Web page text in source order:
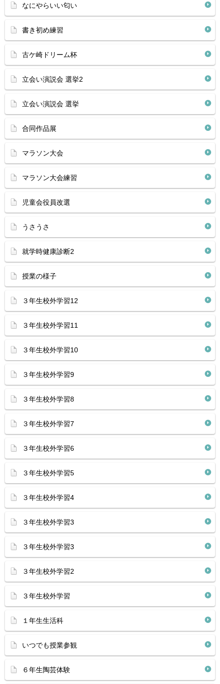
なにやらいい匂い
書き初め練習
古ケ崎ドリーム杯
立会い演説会 選挙2
立会い演説会 選挙
合同作品展
マラソン大会
マラソン大会練習
児童会役員改選
うさうさ
就学時健康診断2
授業の様子
３年生校外学習12
３年生校外学習11
３年生校外学習10
３年生校外学習9
３年生校外学習8
３年生校外学習7
３年生校外学習6
３年生校外学習5
３年生校外学習4
３年生校外学習3
３年生校外学習3
３年生校外学習2
３年生校外学習
１年生生活科
いつでも授業参観
６年生陶芸体験